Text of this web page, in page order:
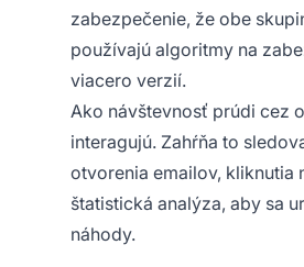
zabezpečenie, že obe
používajú algoritmy na
viacero verzií.
Ako návštevnosť prúdi cez
interagujú. Zahŕňa to
otvorenia emailov, kliknutia
štatistická analýza, aby sa
náhody.